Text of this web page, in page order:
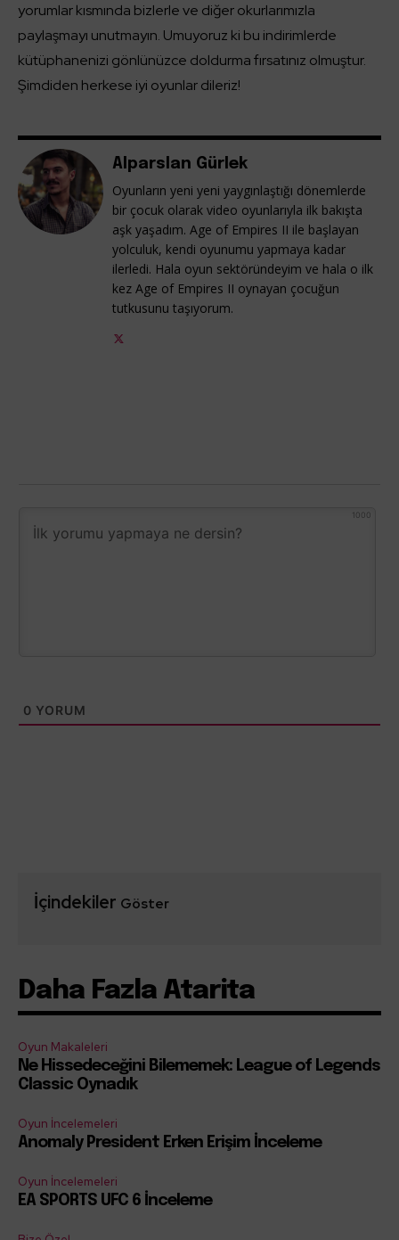
yorumlar kısmında bizlerle ve diğer okurlarımızla
paylaşmayı unutmayın. Umuyoruz ki bu indirimlerde
kütüphanenizi gönlünüzce doldurma fırsatınız olmuştur.
Şimdiden herkese iyi oyunlar dileriz!
Alparslan Gürlek
Oyunların yeni yeni yaygınlaştığı dönemlerde
bir çocuk olarak video oyunlarıyla ilk bakışta
aşk yaşadım. Age of Empires II ile başlayan
yolculuk, kendi oyunumu yapmaya kadar
ilerledi. Hala oyun sektöründeyim ve hala o ilk
kez Age of Empires II oynayan çocuğun
tutkusunu taşıyorum.
1000
0 YORUM
İçindekiler Göster
Daha Fazla Atarita
Oyun Makaleleri
Ne Hissedeceğini Bilememek: League of Legends
Classic Oynadık
Oyun İncelemeleri
Anomaly President Erken Erişim İnceleme
Oyun İncelemeleri
EA SPORTS UFC 6 İnceleme